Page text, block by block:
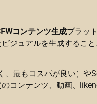
コンテンツ生成プラッ
ジュアルを生成するこ
最もコスパが良い）や
コンテンツ、動画、